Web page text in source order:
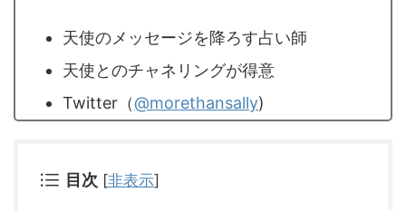
天使のメッセージを降ろす占い師
天使とのチャネリングが得意
Twitter（@morethansally)
目次 [非表示]